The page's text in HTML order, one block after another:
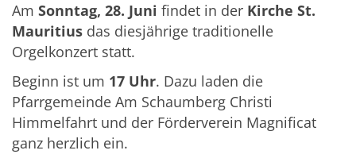
Am Sonntag, 28. Juni findet in der Kirche St.
Mauritius das diesjährige traditionelle
Orgelkonzert statt.
Beginn ist um 17 Uhr. Dazu laden die
Pfarrgemeinde Am Schaumberg Christi
Himmelfahrt und der Förderverein Magnificat
ganz herzlich ein.